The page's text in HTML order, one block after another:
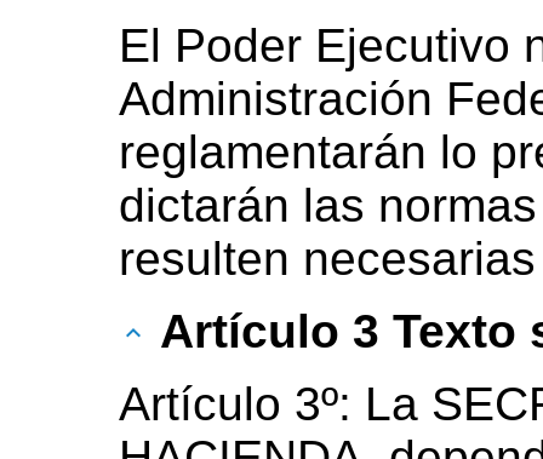
El Poder Ejecutivo
Administración
reglamentarán lo
dictarán las
resulten
Artículo 3 Texto
Artículo 3º: La